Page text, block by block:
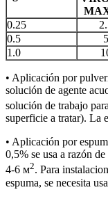
0.25
0.5
5
1.0
• Aplicación por
solución de agente
solución de trabajo
superficie a tratar). La
• Aplicación por
0,5% se usa a razón
4-6 м2. Para
espuma, se necesita